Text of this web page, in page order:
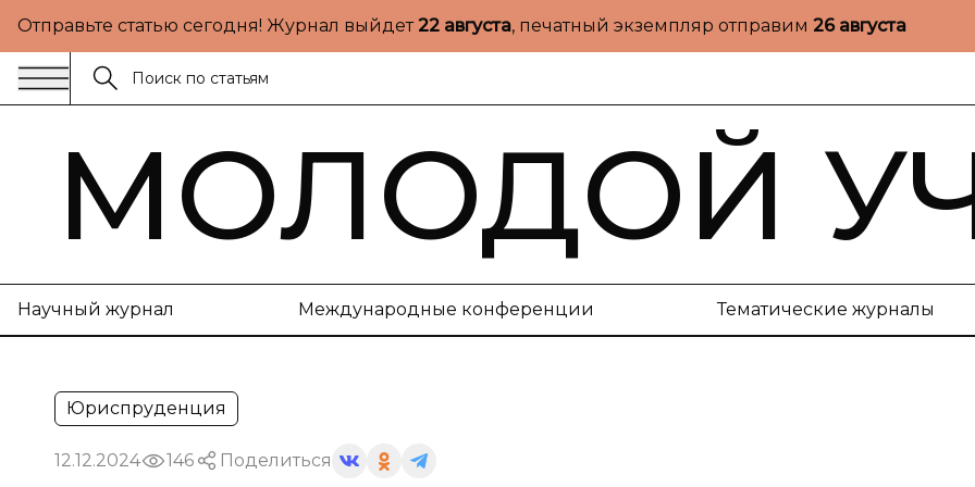
Отправьте статью сегодня! Журнал выйдет22 августа, печатный экземпляр отправим 26 августа
МОЛОДОЙ
Научный журнал Международные конференции Тематические журналы
Юриспруденция
12.12.2024 146 Поделиться